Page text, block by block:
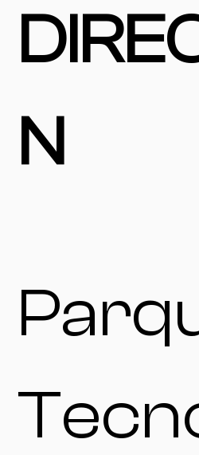
N